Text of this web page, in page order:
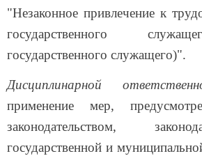
"Незаконное привлечение к
государственного
государственного служащего)".
Дисциплинарной
применение мер,
законодательством,
государственной и